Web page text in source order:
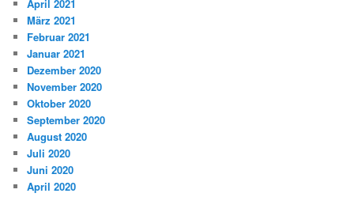
April 2021
März 2021
Februar 2021
Januar 2021
Dezember 2020
November 2020
Oktober 2020
September 2020
August 2020
Juli 2020
Juni 2020
April 2020